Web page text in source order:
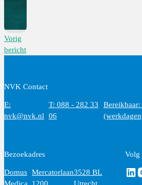
Vorig
bericht
NVK Contact
E:
nvk@nvk.nl
T: 088 - 282 33
06
Bezoekadres
Domus Mercatorlaan3528 BL
Volg
Volg